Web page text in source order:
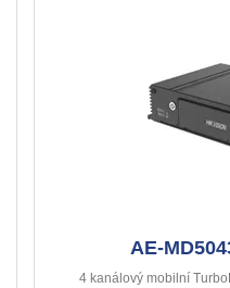
AE-
4 kanálový mobilní